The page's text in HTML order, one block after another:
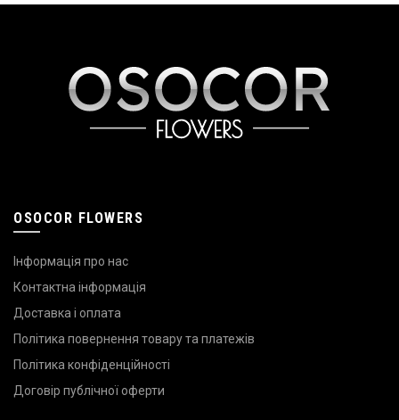
OSOCOR FLOWERS
Інформація про нас
Контактна інформація
Доставка і оплата
Політика повернення товару та платежів
Політика конфіденційності
Договір публічної оферти